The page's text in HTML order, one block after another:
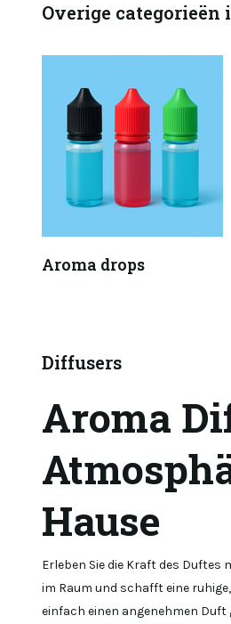
Overige categorieën
Aroma drops
Diffusers
Aroma
Hause
Erleben Sie die Kraft des Duftes
im Raum und schafft eine
einfach einen angenehmen